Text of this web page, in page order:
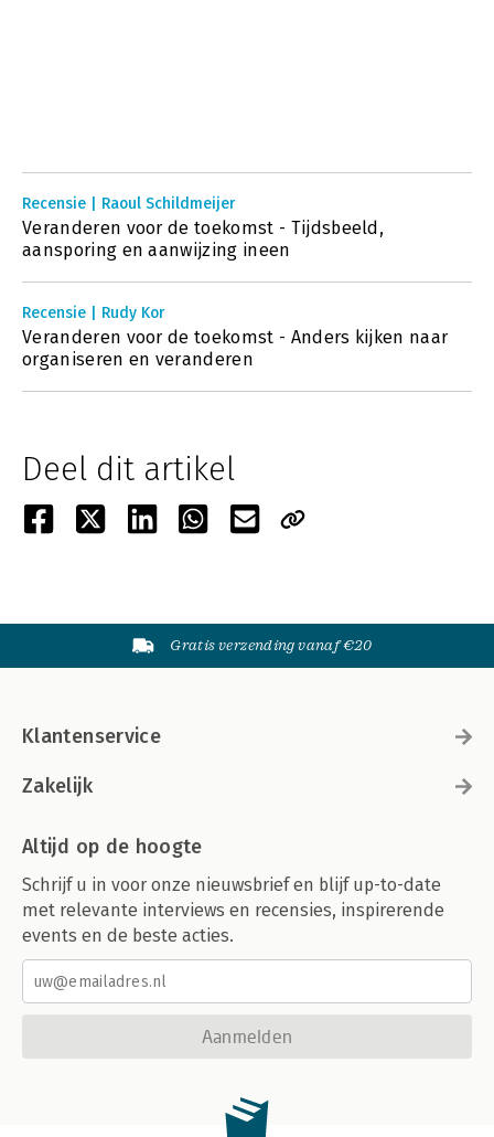
Recensie | Raoul Schildmeijer
Veranderen voor de toekomst - Tijdsbeeld,
aansporing en aanwijzing ineen
Recensie | Rudy Kor
Veranderen voor de toekomst - Anders kijken naar
organiseren en veranderen
Deel dit artikel
Gratis verzending vanaf €20
Klantenservice
Zakelijk
Altijd op de hoogte
Schrijf u in voor onze nieuwsbrief en blijf up-to-date
met relevante interviews en recensies, inspirerende
events en de beste acties.
Aanmelden